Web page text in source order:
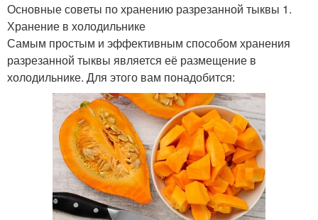
Основные советы по хранению разрезанной тыквы 1.
Хранение в холодильнике
Самым простым и эффективным способом хранения
разрезанной тыквы является её размещение в
холодильнике. Для этого вам понадобится: